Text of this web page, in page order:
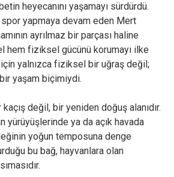
heyecanını yaşamayı sürdürdü.
yapmaya devam eden Mert
ayrılmaz bir parçası haline
hem fiziksel gücünü korumayı ilke
yalnızca fiziksel bir uğraş değil;
yaşam biçimiydi.
değil, bir yeniden doğuş alanıdır.
yürüyüşlerinde ya da açık havada
yoğun temposuna denge
bu bağ, hayvanlara olan